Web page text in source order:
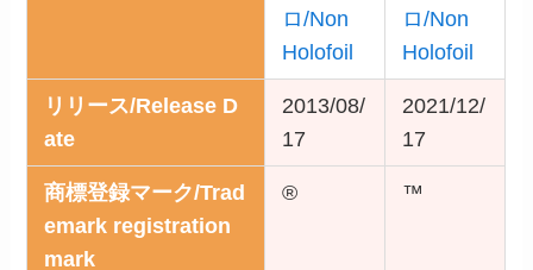
ロ/Non
Holofoil
ロ/Non
Holofoil
リリース/Release D
ate
2013/08/
17
2021/12/
17
商標登録マーク/Trad
emark registration
mark
® ™